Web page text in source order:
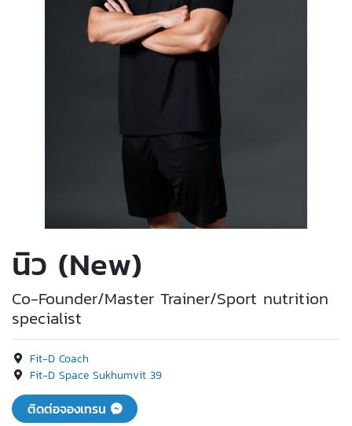
นิว (New)
Co-Founder/Master Trainer/Sport nutrition
specialist
Fit-D Coach
Fit-D Space Sukhumvit 39
ติดต่อจองเทรน